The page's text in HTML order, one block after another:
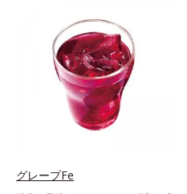
＆葉酸」、独自加工のビタミンCで
キレイと健康をサポートする「ビタ
ミンC＆ビタミンB2」、スムーズな
リズムづくりで快調を目指す「オリ
ゴ糖＆酵素」、いつだってイキイ
キ、あなたらしい表情をサポートす
る「ビタミンB群＆アミノ酸」、ス
クリアな1日のスタートに「ビタミ
ンA＆ルテイン」、紫外線を気にか
グレープFe